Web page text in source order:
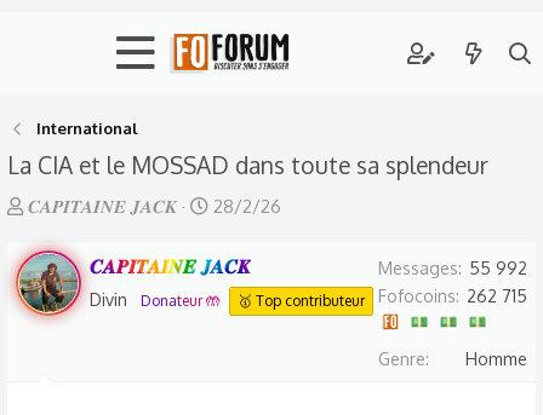
International
La CIA et le MOSSAD dans toute sa splendeur
A
t
e
u
𝑪𝑨𝑷𝑰𝑻𝑨𝑰𝑵𝑬 𝑱𝑨𝑪𝑲
D
t
e
28/2/26
𝑪𝑨𝑷𝑰𝑻𝑨𝑰𝑵𝑬 𝑱𝑨𝑪𝑲
Divin Donateur 🤲 🥇 Top contributeur
Messages
55 992
Fofocoins
262 715
Genre Homme